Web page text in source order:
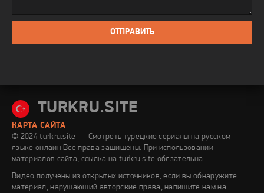
ОТПРАВИТЬ
TURKRU.SITE
© 2024 turkru.site — Смотреть турецкие сериалы на русском
языке онлайнВсе права защищены. При использовании
материалов сайта, ссылка на turkru.site обязательна.
Видео получены из открытых источников, если вы обнаружите
материал, нарушающий авторские права, напишите нам на
КАРТА САЙТА